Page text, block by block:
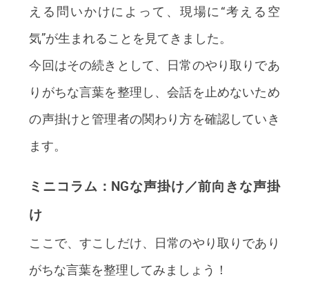
える問いかけによって、現場に“考える空
気”が生まれることを見てきました。
今回はその続きとして、日常のやり取りであ
りがちな言葉を整理し、会話を止めないため
の声掛けと管理者の関わり方を確認していき
ます。
ミニコラム：NGな声掛け／前向きな声掛
け
ここで、すこしだけ、日常のやり取りであり
がちな言葉を整理してみましょう！